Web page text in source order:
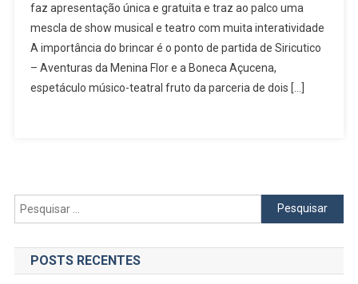
Fundadores
Da
‘Palavra
Cantada’
E
Com
faz apresentação única e gratuita e traz ao palco uma
mescla de show musical e teatro com muita interatividade
A importância do brincar é o ponto de partida de Siricutico
– Aventuras da Menina Flor e a Boneca Açucena,
espetáculo músico-teatral fruto da parceria de dois […]
Pesquisar
por:
POSTS RECENTES